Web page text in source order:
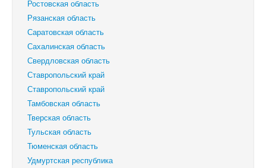
Ростовская область
Рязанская область
Саратовская область
Сахалинская область
Свердловская область
Ставропольский край
‎Ставропольский край
Тамбовская область
Тверская область
Тульская область
Тюменская область
Удмуртская республика